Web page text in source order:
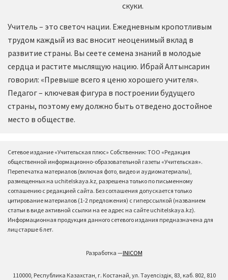
скуки.
Учитель – это светоч нации. Ежедневным кропотливым
трудом каждый из вас вносит неоценимый вклад в
развитие страны. Вы сеете семена знаний в молодые
сердца и растите мыслящую нацию. Ибрай Алтынсарин
говорил: «Превыше всего я ценю хорошего учителя».
Педагог – ключевая фигура в построении будущего
страны, поэтому ему должно быть отведено достойное
место в обществе.
Сетевое издание «Учительская плюс» Собственник: ТОО «Редакция
общественной информационно-образовательной газеты «Учительская».
Перепечатка материалов (включая фото, видео и аудиоматериалы),
размещенных на uchitelskaya.kz, разрешена только по письменному
соглашению с редакцией сайта. Без соглашения допускается только
цитирование материалов (1-2 предложения) с гиперссылкой (названием
статьи в виде активной ссылки на ее адрес на сайте uchitelskaya.kz).
Информационная продукция данного сетевого издания предназначена для
лиц старше 6 лет.
Разработка —INICOM
110000, Республика Казахстан, г. Костанай, ул. Тәуелсіздік, 83, каб. 802, 810